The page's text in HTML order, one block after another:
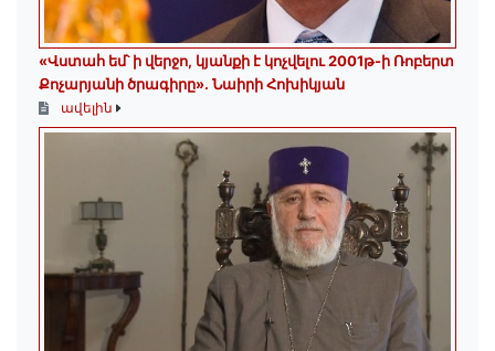
«Վստահ եմ՝ ի վերջո, կյանքի է կոչվելու 2001թ-ի Ռոբերտ
Քոչարյանի ծրագիրը». Նաիրի Հոխիկյան
ավելին